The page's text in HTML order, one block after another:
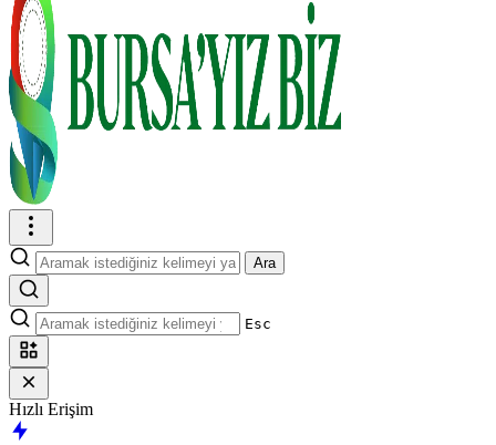
Ara
Esc
Hızlı Erişim